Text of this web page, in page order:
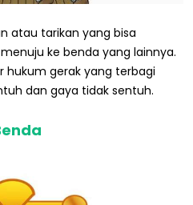
atau tarikan yang bisa
ke benda yang lainnya.
hukum gerak yang terbagi
dan gaya tidak sentuh.